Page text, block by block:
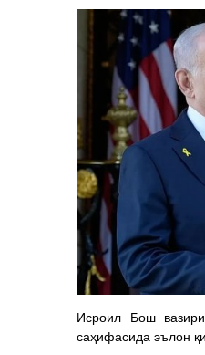
Исроил Бош
саҳифасида эълон